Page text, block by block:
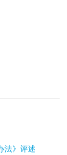
法》评述